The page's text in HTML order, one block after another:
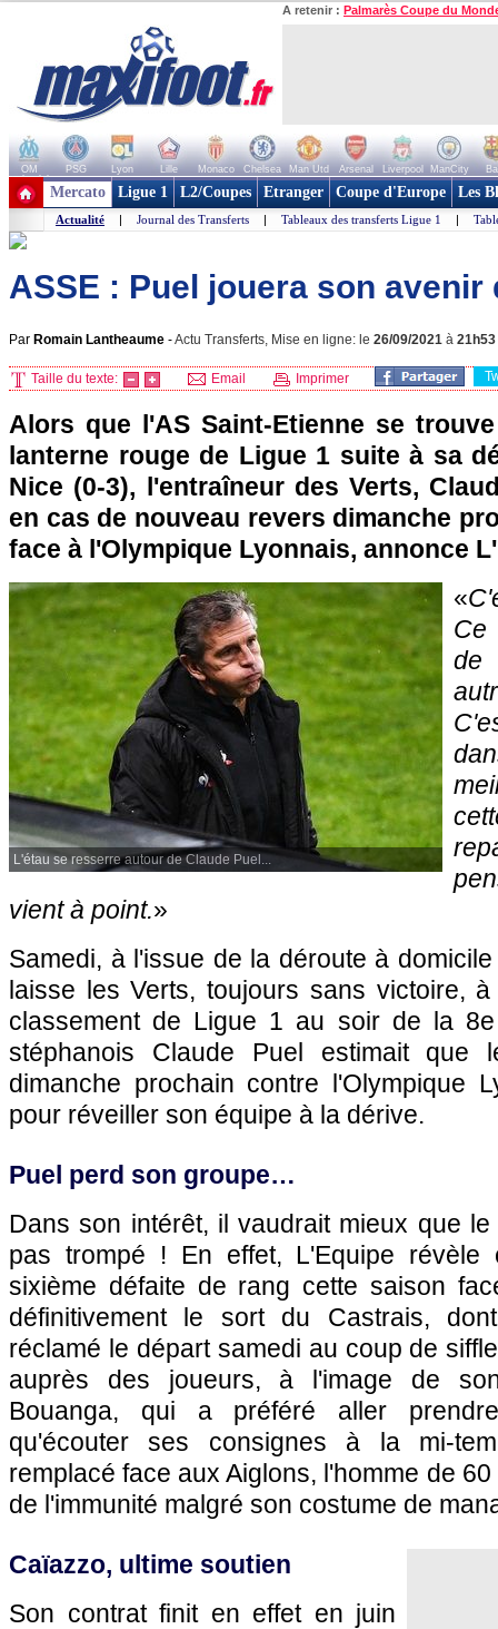
A retenir : Palmarès Coupe du
OM PSG Lyon Lille Monaco Chelsea Man Utd Arsenal Liverpool ManCity
+ de clubs
Mercato Ligue 1 L2/Coupes Etranger Coupe d'Europe Les
Actualité | Journal des Transferts | Tableaux des transferts Ligue 1 |
ASSE : Puel jouera son avenir
Par Romain Lantheaume -Actu Transferts, Mise en ligne: le 26/09/2021 à 21h53
Taille du texte: Email Imprimer
Alors que l'AS Saint-Etienne se
lanterne rouge de Ligue 1 suite à sa
Nice (0-3), l'entraîneur des Verts,
en cas de nouveau revers dimanche
face à l'Olympique Lyonnais, annonce
L'étau se resserre autour de Claude Puel...
«
Ce
de
vient à point.»
Samedi, à l'issue de la déroute à
laisse les Verts, toujours sans victoire,
classement de Ligue 1 au soir de la
stéphanois Claude Puel estimait que
dimanche prochain contre l'Olympique
pour réveiller son équipe à la dérive.
Puel perd son groupe…
Dans son intérêt, il vaudrait mieux que
pas trompé ! En effet, L'Equipe révèle
sixième défaite de rang cette saison
définitivement le sort du Castrais,
réclamé le départ samedi au coup de
auprès des joueurs, à l'image de
Bouanga, qui a préféré aller
qu'écouter ses consignes à la mi-
remplacé face aux Aiglons, l'homme de
de l'immunité malgré son costume de
Caïazzo, ultime soutien
Son contrat finit en effet en juin